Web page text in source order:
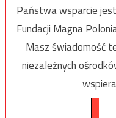
Państwa wsparcie
Fundacji Magna
Masz świadomość
niezależnych